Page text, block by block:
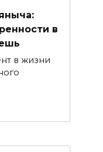
в
в жизни